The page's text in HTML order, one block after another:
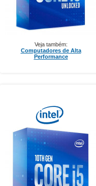
Veja também:
Computadores de Alta
Performance